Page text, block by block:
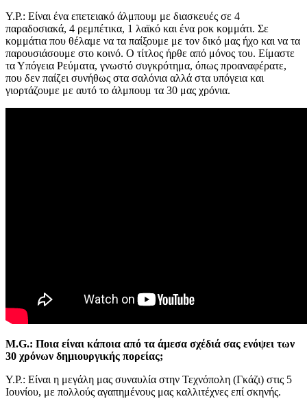
Υ.Ρ.: Είναι ένα επετειακό άλμπουμ με διασκευές σε 4
παραδοσιακά, 4 ρεμπέτικα, 1 λαϊκό και ένα ροκ κομμάτι. Σε
κομμάτια που θέλαμε να τα παίξουμε με τον δικό μας ήχο και να τα
παρουσιάσουμε στο κοινό. Ο τίτλος ήρθε από μόνος του. Είμαστε
τα Υπόγεια Ρεύματα, γνωστό συγκρότημα, όπως προαναφέρατε,
που δεν παίζει συνήθως στα σαλόνια αλλά στα υπόγεια και
γιορτάζουμε με αυτό το άλμπουμ τα 30 μας χρόνια.
M.G.: Ποια είναι κάποια από τα άμεσα σχέδιά σας ενόψει των
30 χρόνων δημιουργικής πορείας;
Υ.Ρ.: Είναι η μεγάλη μας συναυλία στην Τεχνόπολη (Γκάζι) στις 5
Ιουνίου, με πολλούς αγαπημένους μας καλλιτέχνες επί σκηνής.